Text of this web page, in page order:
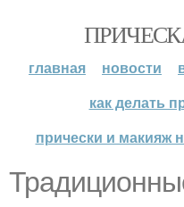
главная новости
как делать
прически и макияж